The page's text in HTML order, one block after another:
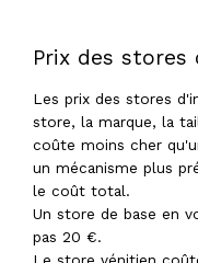
Prix des stores
Les prix des stores
store, la marque, la
coûte moins cher
un mécanisme plus
le coût total.
Un store de base en
pas 20 €.